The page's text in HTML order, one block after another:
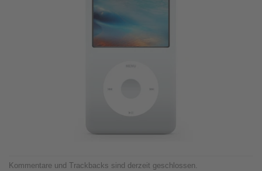
Kommentare und Trackbacks sind derzeit geschlossen.